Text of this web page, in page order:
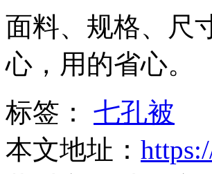
面料、规格、尺
心，用的省心。
标签： 七孔被
本文地址：